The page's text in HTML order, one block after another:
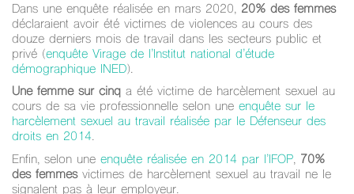
Dans une enquête réalisée en mars 2020, 20% des femmes
déclaraient avoir été victimes de violences au cours des
douze derniers mois de travail dans les secteurs public et
privé (enquête Virage de l’Institut national d’étude
démographique INED).
Une femme sur cinq a été victime de harcèlement sexuel au
cours de sa vie professionnelle selon une enquête sur le
harcèlement sexuel au travail réalisée par le Défenseur des
droits en 2014.
Enfin, selon une enquête réalisée en 2014 par l’IFOP, 70%
des femmesvictimes de harcèlement sexuel au travail ne le
signalent pas à leur employeur.